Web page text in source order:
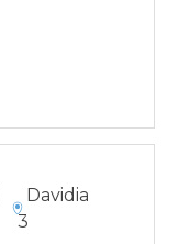
Davidia
3